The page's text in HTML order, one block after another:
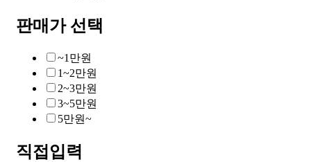
판매가 선택
~1만원
1~2만원
2~3만원
3~5만원
5만원~
직접입력